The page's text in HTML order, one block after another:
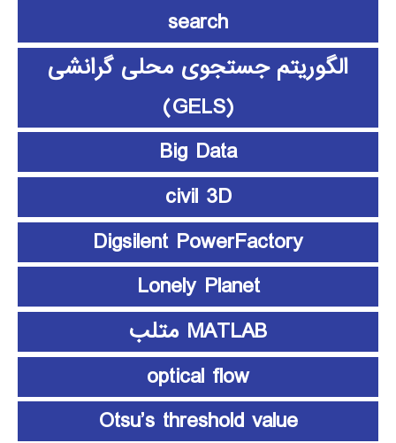
search
الگوریتم جستجوی محلی گرانشی
(GELS)
Big Data
civil 3D
Digsilent PowerFactory
Lonely Planet
MATLAB متلب
optical flow
Otsu’s threshold value